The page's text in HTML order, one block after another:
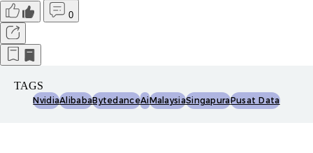
0
TAGS
NvidiaAlibabaBytedanceAiMalaysiaSingapuraPusat Data